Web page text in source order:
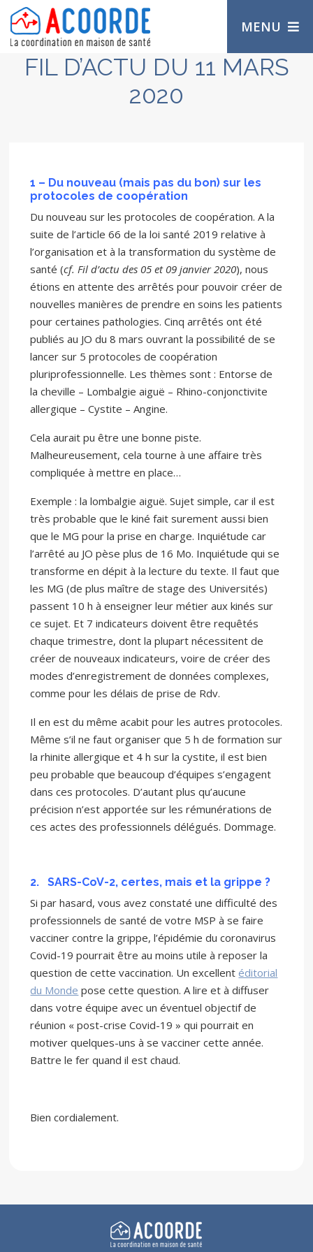
MENU
FIL D’ACTU DU 11 MARS
2020
1 – Du nouveau (mais pas du bon) sur les
protocoles de coopération
Du nouveau sur les protocoles de coopération. A la
suite de l’article 66 de la loi santé 2019 relative à
l’organisation et à la transformation du système de
santé (cf. Fil d’actu des 05 et 09 janvier 2020), nous
étions en attente des arrêtés pour pouvoir créer de
nouvelles manières de prendre en soins les patients
pour certaines pathologies. Cinq arrêtés ont été
publiés au JO du 8 mars ouvrant la possibilité de se
lancer sur 5 protocoles de coopération
pluriprofessionnelle. Les thèmes sont : Entorse de
la cheville – Lombalgie aiguë – Rhino-conjonctivite
allergique – Cystite – Angine.
Cela aurait pu être une bonne piste.
Malheureusement, cela tourne à une affaire très
compliquée à mettre en place…
Exemple : la lombalgie aiguë. Sujet simple, car il est
très probable que le kiné fait surement aussi bien
que le MG pour la prise en charge. Inquiétude car
l’arrêté au JO pèse plus de 16 Mo. Inquiétude qui se
transforme en dépit à la lecture du texte. Il faut que
les MG (de plus maître de stage des Universités)
passent 10 h à enseigner leur métier aux kinés sur
ce sujet. Et 7 indicateurs doivent être requêtés
chaque trimestre, dont la plupart nécessitent de
créer de nouveaux indicateurs, voire de créer des
modes d’enregistrement de données complexes,
comme pour les délais de prise de Rdv.
Il en est du même acabit pour les autres protocoles.
Même s’il ne faut organiser que 5 h de formation sur
la rhinite allergique et 4 h sur la cystite, il est bien
peu probable que beaucoup d’équipes s’engagent
dans ces protocoles. D’autant plus qu’aucune
précision n’est apportée sur les rémunérations de
ces actes des professionnels délégués. Dommage.
2.SARS-CoV-2, certes, mais et la grippe ?
Si par hasard, vous avez constaté une difficulté des
professionnels de santé de votre MSP à se faire
vacciner contre la grippe, l’épidémie du coronavirus
Covid-19 pourrait être au moins utile à reposer la
question de cette vaccination. Un excellentéditorial
du Monde pose cette question. A lire et à diffuser
dans votre équipe avec un éventuel objectif de
réunion « post-crise Covid-19 » qui pourrait en
motiver quelques-uns à se vacciner cette année.
Battre le fer quand il est chaud.
Bien cordialement.